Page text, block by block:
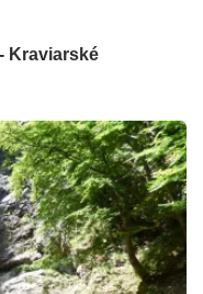
Kraviarské